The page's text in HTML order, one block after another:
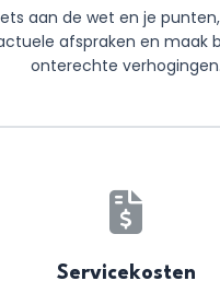
aan de wet en je
afspraken en maak
onterechte verhogingen.
Servicekosten